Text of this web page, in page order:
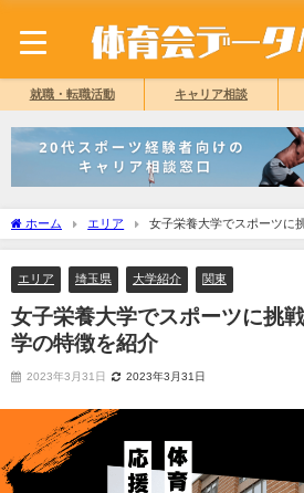
就職・転職活動 キャリア相談
ホーム エリア
女子栄養大学でスポーツに
紹介
エリア 埼玉県 大学紹介 関東
女子栄養大学でスポーツに挑
学の特徴を紹介
2023年3月31日 2023年3月31日